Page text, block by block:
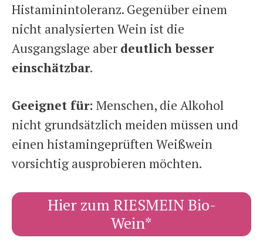
Histaminintoleranz. Gegenüber einem
nicht analysierten Wein ist die
Ausgangslage aber deutlich besser
einschätzbar.
Geeignet für: Menschen, die Alkohol
nicht grundsätzlich meiden müssen und
einen histamingeprüften Weißwein
vorsichtig ausprobieren möchten.
Hier zum RIESMEIN Bio-
Wein*